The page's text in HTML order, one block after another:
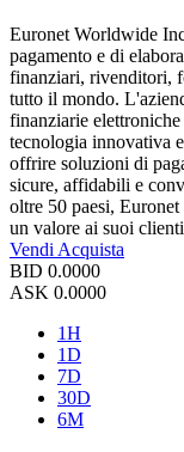
Euronet Worldwide
pagamento e di
finanziari, rivenditori,
tutto il mondo.
finanziarie
tecnologia innovativa
offrire soluzioni di
sicure, affidabili e
oltre 50 paesi,
un valore ai suoi
Vendi Acquista
BID 0.0000
ASK 0.0000
1H
1D
7D
30D
6M